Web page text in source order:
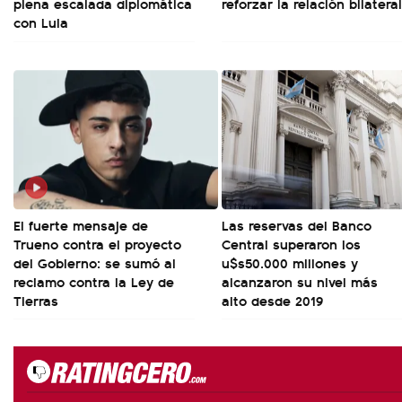
con Lula
El fuerte mensaje de
Trueno contra el proyecto
del Gobierno: se sumó al
reclamo contra la Ley de
Tierras
Las reservas del Banco
Central superaron los
u$s50.000 millones y
alcanzaron su nivel más
alto desde 2019